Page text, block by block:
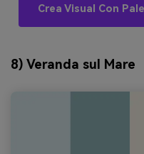
Crea Visual Con
8) Veranda sul Mare